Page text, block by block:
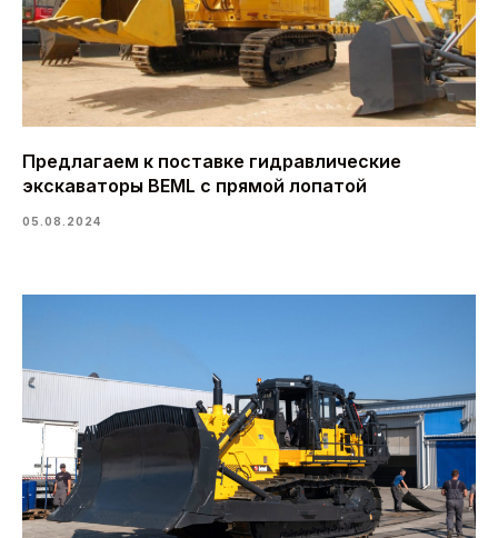
Предлагаем к поставке гидравлические
экскаваторы BEML с прямой лопатой
05.08.2024